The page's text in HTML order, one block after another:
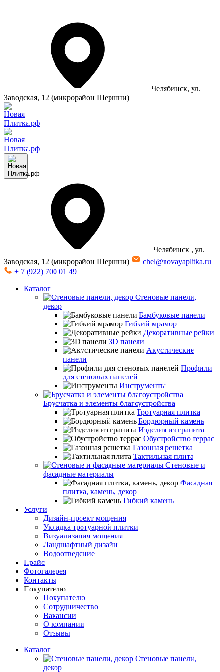
Челябинск, ул.
Заводская, 12 (микрорайон Шершни)
Челябинск , ул.
Заводская, 12 (микрорайон Шершни)
chel@novayaplitka.ru
+ 7 (922) 700 01 49
Каталог
Стеновые панели,
декор
Бамбуковые панели
Гибкий мрамор
Декоративные рейки
3D панели
Акустические
панели
Профили
для стеновых панелей
Инструменты
Брусчатка и элементы благоустройства
Тротуарная плитка
Бордюрный камень
Изделия из гранита
Обустройство террас
Газонная решетка
Тактильная плита
Стеновые и
фасадные материалы
Фасадная
плитка, камень, декор
Гибкий камень
Услуги
Дизайн-проект мощения
Укладка тротуарной плитки
Визуализация мощения
Ландшафтный дизайн
Водоотведение
Прайс
Фотогалерея
Контакты
Покупателю
Покупателю
Сотрудничество
Вакансии
О компании
Отзывы
Каталог
Стеновые панели,
декор